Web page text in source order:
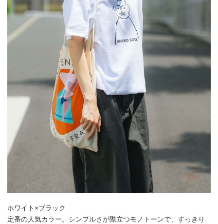
ホワイト×ブラック
定番の人気カラー。シンプルさが際立つモノトーンで、すっきり